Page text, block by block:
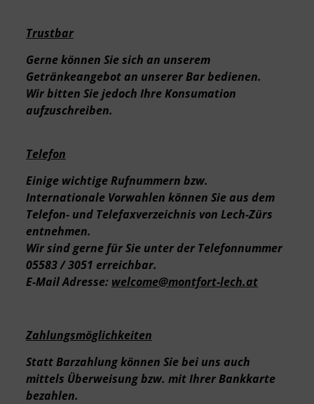
Trustbar
Gerne können Sie sich an unserem
Getränkeangebot an unserer Bar bedienen.
Wir bitten Sie jedoch Ihre Konsumation
aufzuschreiben.
Telefon
Einige wichtige Rufnummern bzw.
Internationale Vorwahlen können Sie aus dem
Telefon- und Telefaxverzeichnis von Lech-Zürs
entnehmen.
Wir sind gerne für Sie unter der Telefonnummer
05583 / 3051 erreichbar.
E-Mail Adresse: welcome@montfort-lech.at
Zahlungsmöglichkeiten
Statt Barzahlung können Sie bei uns auch
mittels Überweisung bzw. mit Ihrer Bankkarte
bezahlen.